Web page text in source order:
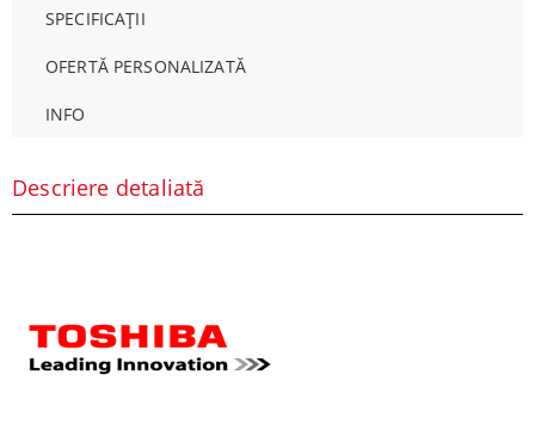
SPECIFICAȚII
OFERTĂ PERSONALIZATĂ
INFO
Descriere detaliată